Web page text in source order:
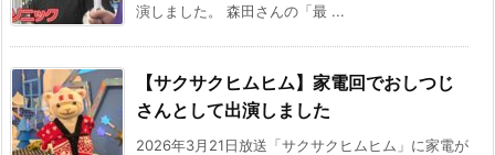
演しました。 森田さんの「最 ...
【サクサクヒムヒム】家電回でおしつじ
さんとして出演しました
2026年3月21日放送「サクサクヒムヒム」に家電が